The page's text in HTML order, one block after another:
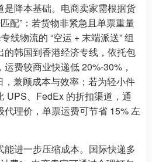
是降本基础。电商卖家需根据货
配”：若货物非紧急且单票重量
线物流的 “空运 + 末端派送” 组
的韩国到香港经济专线，依托包
费较商业快递低 20%-30%，
，兼顾成本与效率；若为轻小件
UPS、FedEx 的折扣渠道，通
理价，单票运费可节省 15% 左
进一步压缩成本。国际快递多